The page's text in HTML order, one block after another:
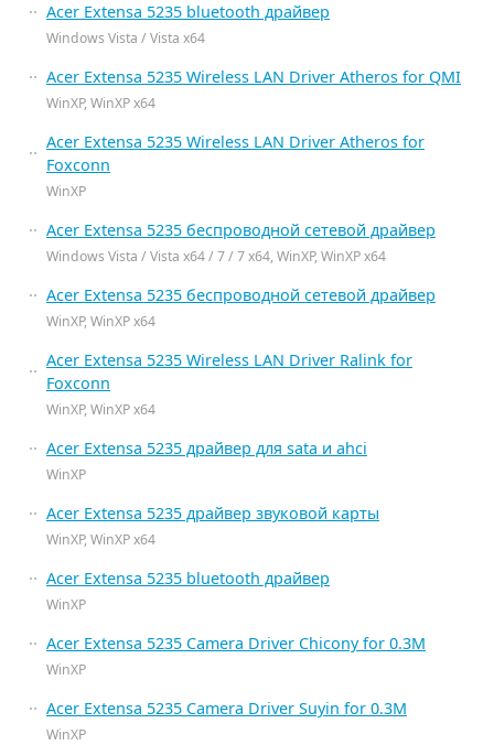
Acer Extensa 5235 bluetooth драйвер
Windows Vista / Vista x64
Acer Extensa 5235 Wireless LAN Driver Atheros for QMI
WinXP, WinXP x64
Acer Extensa 5235 Wireless LAN Driver Atheros for
Foxconn
WinXP
Acer Extensa 5235 беспроводной сетевой драйвер
Windows Vista / Vista x64 / 7 / 7 x64, WinXP, WinXP x64
Acer Extensa 5235 беспроводной сетевой драйвер
WinXP, WinXP x64
Acer Extensa 5235 Wireless LAN Driver Ralink for
Foxconn
WinXP, WinXP x64
Acer Extensa 5235 драйвер для sata и ahci
WinXP
Acer Extensa 5235 драйвер звуковой карты
WinXP, WinXP x64
Acer Extensa 5235 bluetooth драйвер
WinXP
Acer Extensa 5235 Camera Driver Chicony for 0.3M
WinXP
Acer Extensa 5235 Camera Driver Suyin for 0.3M
WinXP